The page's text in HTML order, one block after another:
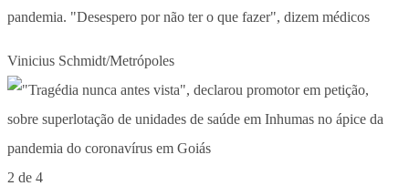
pandemia. "Desespero por não ter o que fazer", dizem médicos
Vinicius Schmidt/Metrópoles
2 de 4